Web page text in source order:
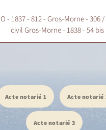
- 1837 - 812 - Gros-Morne - 306
civil Gros-Morne - 1838 - 54 bis
Acte notarié 1 Acte notarié
Acte notarié 3